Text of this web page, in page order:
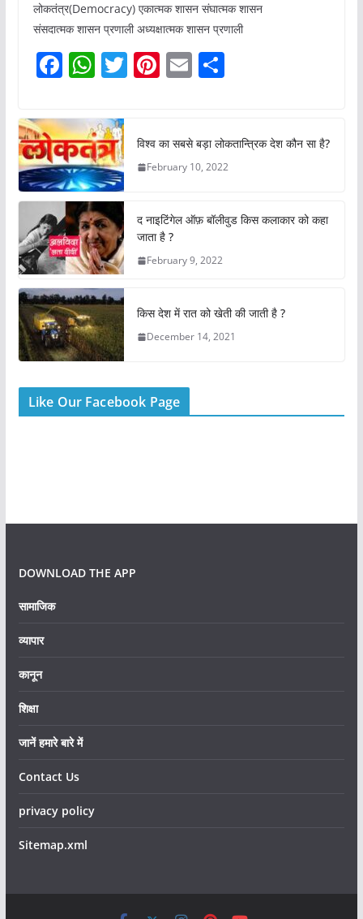
लोकतंत्र(Democracy) एकात्मक शासन संघात्मक शासन
संसदात्मक शासन प्रणाली अध्यक्षात्मक शासन प्रणाली
F
c
e
b
o
o
k
W
at
s
A
p
p
T
er
Pi
e
st
E
l
S
e
विश्व का सबसे बड़ा लोकतान्त्रिक देश कौन सा है?
February 10, 2022
द नाइटिंगेल ऑफ़ बॉलीवुड किस कलाकार को कहा
जाता है ?
February 9, 2022
किस देश में रात को खेती की जाती है ?
December 14, 2021
Like Our Facebook Page
DOWNLOAD THE APP
सामाजिक
व्यापार
कानून
शिक्षा
जानें हमारे बारे में
Contact Us
privacy policy
Sitemap.xml